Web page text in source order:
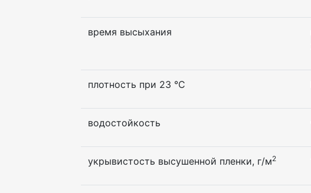
время высыхания
плотность при 23 °С
водостойкость
укрывистость высушенной пленки, г/м2